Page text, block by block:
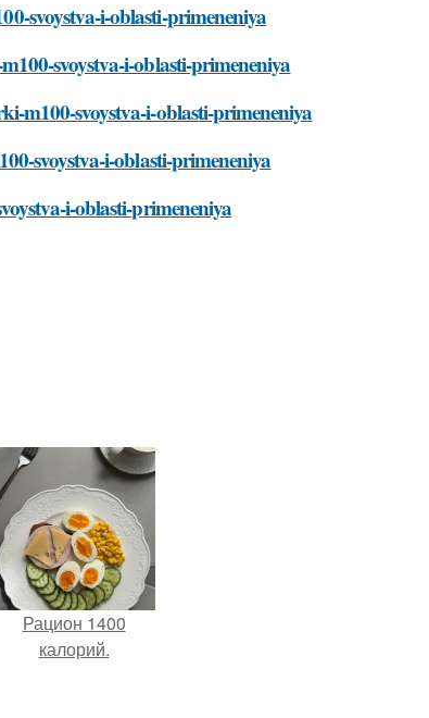
svoystva-i-oblasti-primeneniya
svoystva-i-oblasti-primeneniya
m100-svoystva-i-oblasti-primeneniya
svoystva-i-oblasti-primeneniya
i-oblasti-primeneniya
Рацион 1400
калорий.